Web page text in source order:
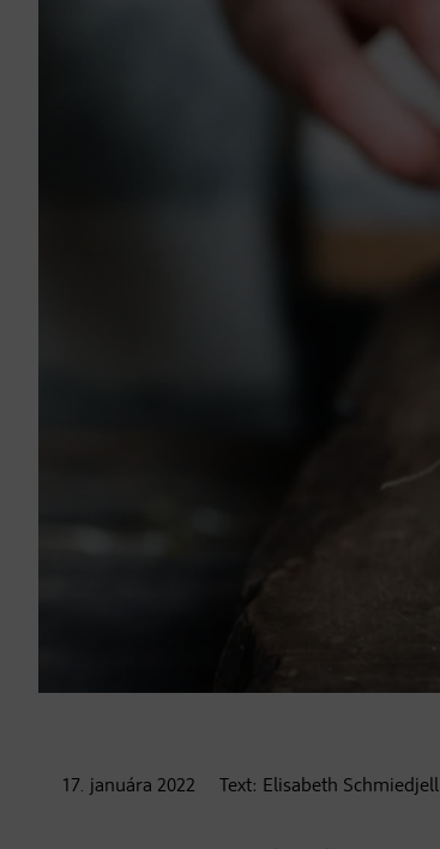
17. januára 2022 Text: Elisabeth Schmiedjell